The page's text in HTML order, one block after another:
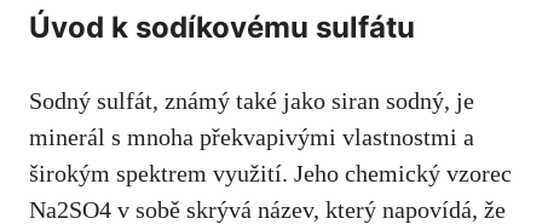
Úvod k sodíkovému sulfátu
Sodný sulfát, známý také⁤ jako siran sodný,⁣ je
minerál ⁢s mnoha​ překvapivými​ vlastnostmi a
⁢širokým spektrem ⁢využití. Jeho chemický vzorec‍
Na2SO4 ⁣v sobě ‌skrývá název, který napovídá, že